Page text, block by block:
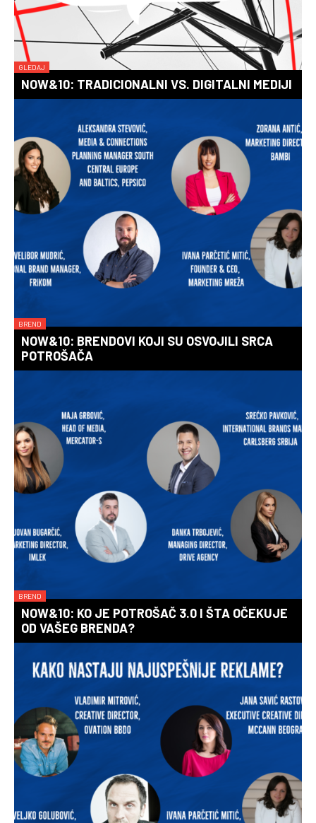
GLEDAJ
NOW&10: TRADICIONALNI VS. DIGITALNI MEDIJI
BREND
NOW&10: BRENDOVI KOJI SU OSVOJILI SRCA
POTROŠAČA
BREND
NOW&10: KO JE POTROŠAČ 3.0 I ŠTA OČEKUJE
OD VAŠEG BRENDA?